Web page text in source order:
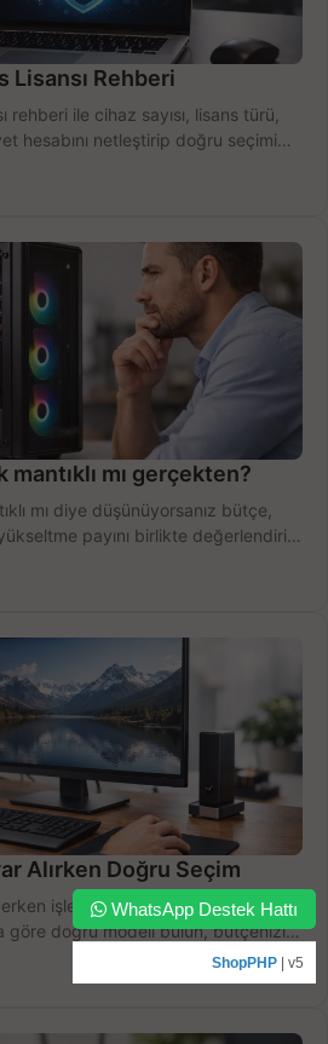
Lisansı Rehberi
rehberi ile cihaz sayısı, lisans türü,
hesabını netleştirip doğru seçimi
mantıklı mı gerçekten?
mı diye düşünüyorsanız bütçe,
payını birlikte değerlendirin,
Alırken Doğru Seçim
işlemci, RAM, SSD, ekran kartı
göre doğru modeli bulun, bütçenizi
WhatsApp Destek Hattı
ShopPHP | v5